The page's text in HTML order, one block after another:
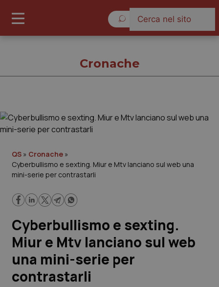
Governo e Parlamento
Regioni e Asl
Lavoro e Professioni
Scienza e Farmaci
Studi e Analisi
Cronache
QS » Cronache »
Cyberbullismo e sexting. Miur e Mtv lanciano sul web una
mini-serie per contrastarli
Cyberbullismo e sexting.
Miur e Mtv lanciano sul web
una mini-serie per
contrastarli